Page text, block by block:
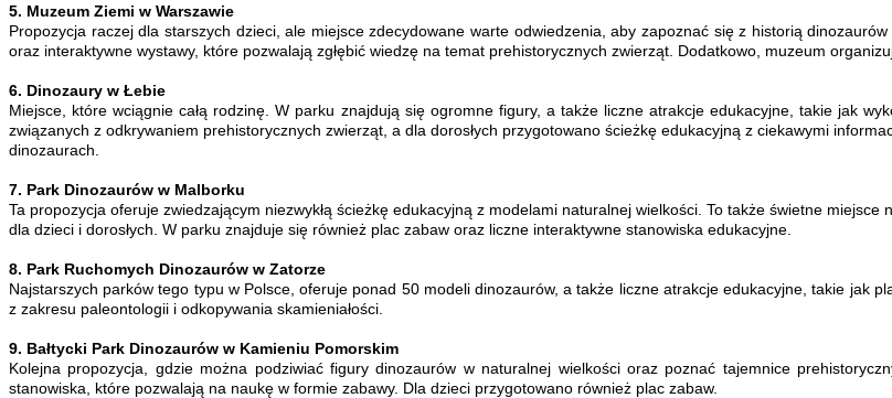
5. Muzeum Ziemi w Warszawie
Propozycja raczej dla starszych dzieci, ale miejsce zdecydowane warte odwiedzenia, aby zapoznać się z historią
oraz interaktywne wystawy, które pozwalają zgłębić wiedzę na temat prehistorycznych zwierząt. Dodatkowo, muzeum
6. Dinozaury w Łebie
Miejsce, które wciągnie całą rodzinę. W parku znajdują się ogromne figury, a także liczne atrakcje edukacyjne, takie jak
związanych z odkrywaniem prehistorycznych zwierząt, a dla dorosłych przygotowano ścieżkę edukacyjną z ciekawymi
dinozaurach.
7. Park Dinozaurów w Malborku
Ta propozycja oferuje zwiedzającym niezwykłą ścieżkę edukacyjną z modelami naturalnej wielkości. To także świetne
dla dzieci i dorosłych. W parku znajduje się również plac zabaw oraz liczne interaktywne stanowiska edukacyjne.
8. Park Ruchomych Dinozaurów w Zatorze
Najstarszych parków tego typu w Polsce, oferuje ponad 50 modeli dinozaurów, a także liczne atrakcje edukacyjne, takie jak
z zakresu paleontologii i odkopywania skamieniałości.
9. Bałtycki Park Dinozaurów w Kamieniu Pomorskim
Kolejna propozycja, gdzie można podziwiać figury dinozaurów w naturalnej wielkości oraz poznać tajemnice
stanowiska, które pozwalają na naukę w formie zabawy. Dla dzieci przygotowano również plac zabaw.